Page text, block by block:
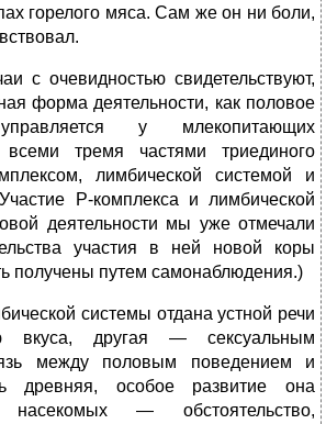
горелого мяса. Сам же он ни боли,
с очевидностью свидетельствуют,
форма деятельности, как половое
у млекопитающих
всеми тремя частями триединого
лимбической системой и
Р-комплекса и лимбической
деятельности мы уже отмечали
участия в ней новой коры
получены путем самонаблюдения.)
системы отдана устной речи
вкуса, другая — сексуальным
между половым поведением и
древняя, особое развитие она
— обстоятельство,